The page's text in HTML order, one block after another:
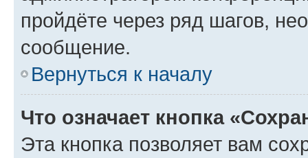
пройдёте через ряд шагов,
сообщение.
Вернуться к началу
Что означает кнопка
Эта кнопка позволяет вам